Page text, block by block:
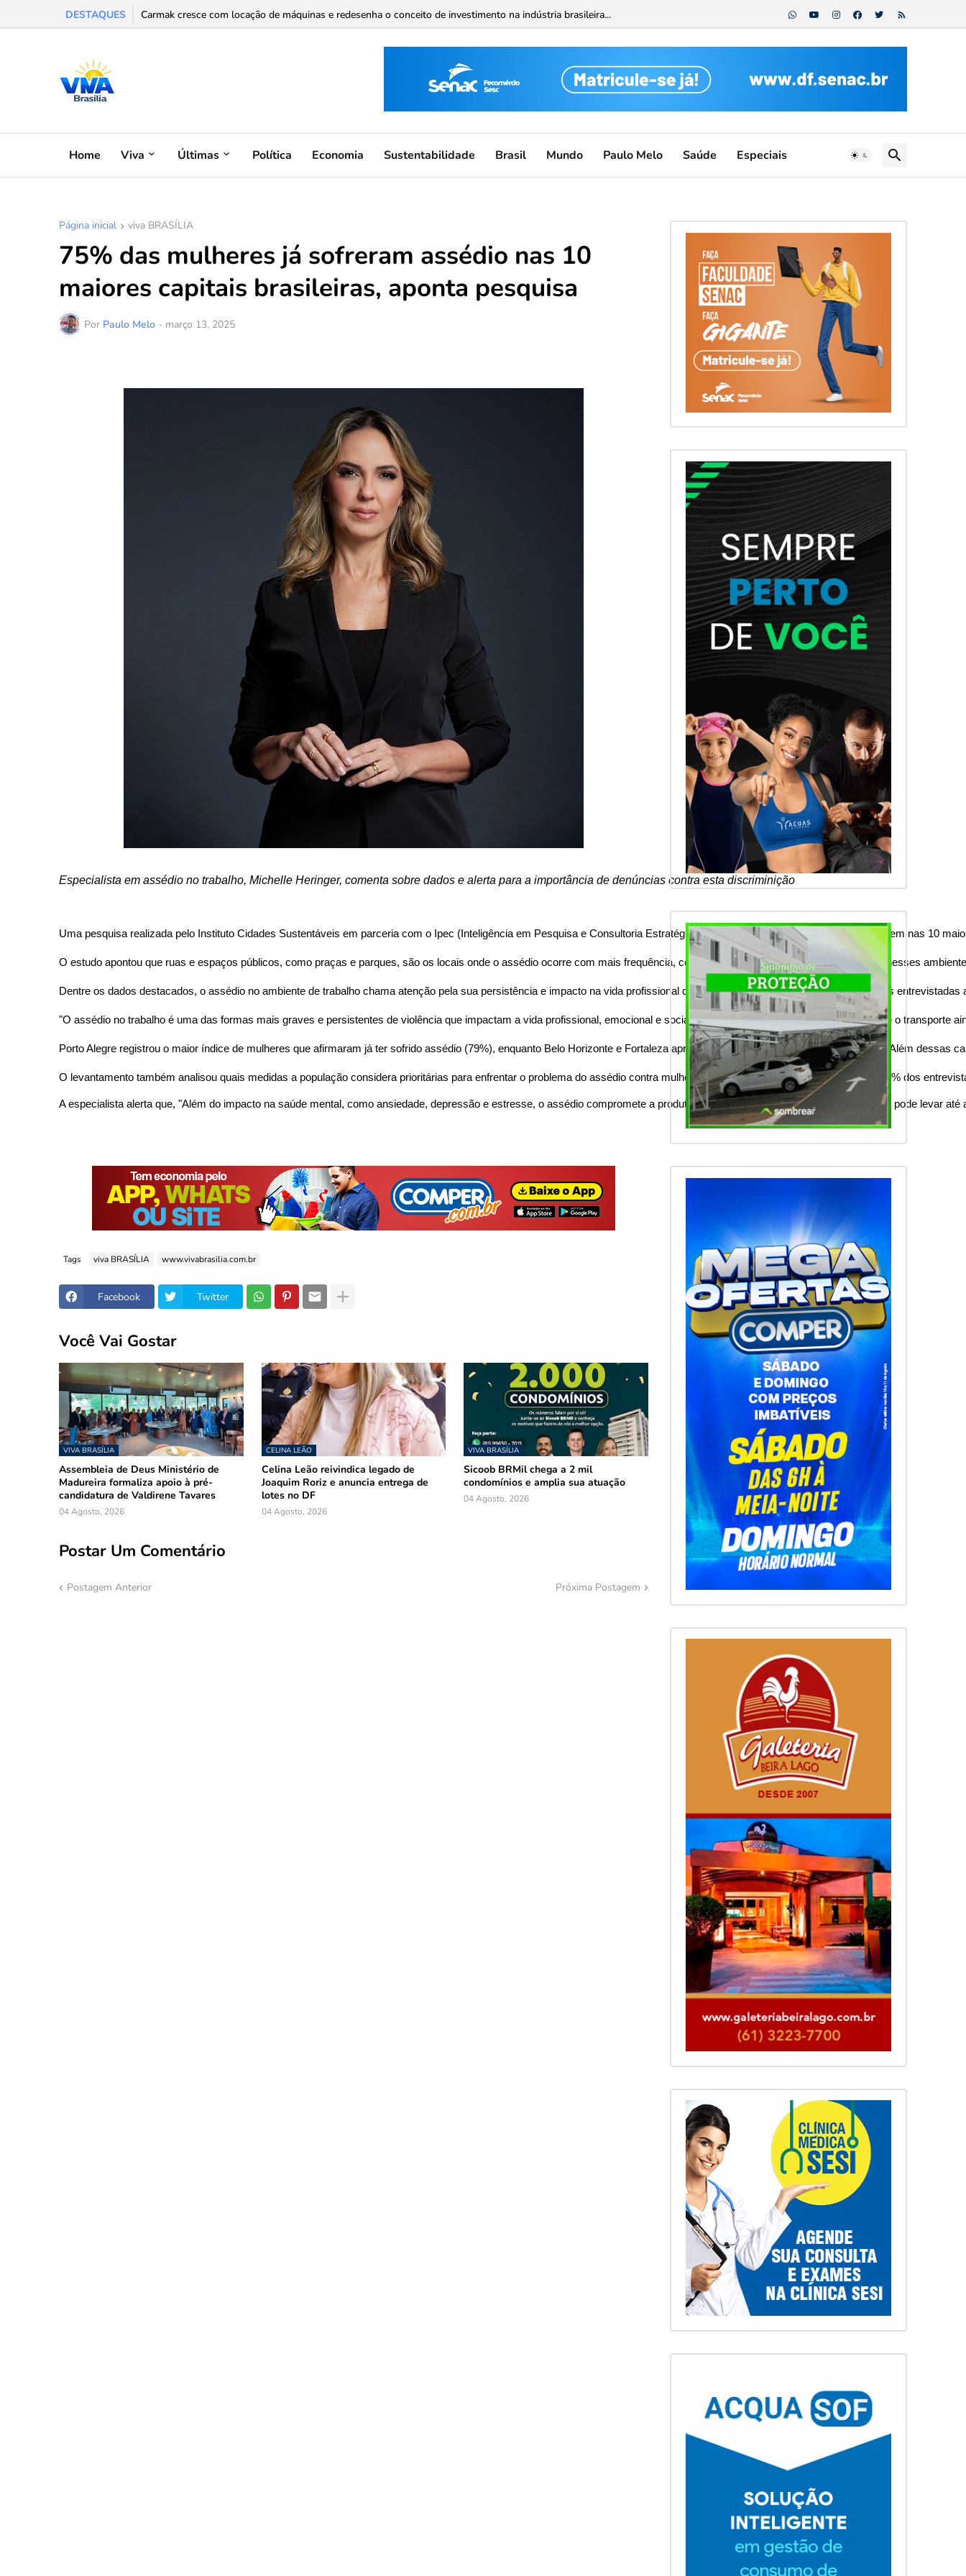
DESTAQUES Carmak cresce com locação de máquinas e redesenha o conceito de investimento na indústria brasileira...
Home Viva Últimas Política Economia Sustentabilidade Brasil Mundo Paulo Melo Saúde Especiais
Página inicial viva BRASÍLIA
75% das mulheres já sofreram assédio nas 10
maiores capitais brasileiras, aponta pesquisa
Por Paulo Melo - março 13, 2025
Especialista em assédio no trabalho, Michelle Heringer, comenta sobre dados e alerta para a importância de denúncias contra esta discriminição
Uma pesquisa realizada pelo Instituto Cidades Sustentáveis em parceria com o Ipec (Inteligência em Pesquisa e Consultoria Estratégica), revelou que 75% das mulheres que vivem nas 10
O estudo apontou que ruas e espaços públicos, como praças e parques, são os locais onde o assédio ocorre com mais frequência, com 56% das mulheres relatando episódios nesses
Dentre os dados destacados, o assédio no ambiente de trabalho chama atenção pela sua persistência e impacto na vida profissional das mulheres. Segundo a pesquisa, 38% das
"O assédio no trabalho é uma das formas mais graves e persistentes de violência que impactam a vida profissional, emocional e social das mulheres. Embora o espaço público e o
Porto Alegre registrou o maior índice de mulheres que afirmaram já ter sofrido assédio (79%), enquanto Belo Horizonte e Fortaleza apresentaram os menores percentuais (68%). Além
O levantamento também analisou quais medidas a população considera prioritárias para enfrentar o problema do assédio contra mulheres. Entre as ações mais mencionadas, 54% dos
A especialista alerta que, "Além do impacto na saúde mental, como ansiedade, depressão e estresse, o assédio compromete a produtividade, destroi o ambiente organizacional e pode
Tags viva BRASÍLIA www.vivabrasilia.com.br
Facebook Twitter
Você Vai Gostar
VIVA BRASÍLIA
Assembleia de Deus Ministério de
Madureira formaliza apoio à pré-
candidatura de Valdirene Tavares
04 Agosto, 2026
CELINA LEÃO
Celina Leão reivindica legado de
Joaquim Roriz e anuncia entrega de
lotes no DF
04 Agosto, 2026
VIVA BRASÍLIA
Sicoob BRMil chega a 2 mil
condomínios e amplia sua atuação
04 Agosto, 2026
Postar Um Comentário
Postagem Anterior Próxima Postagem